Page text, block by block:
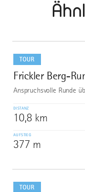
TOUR
1
Frickler Berg-
Anspruchsvolle Runde
DISTANZ
10,8 km
AUFSTIEG
377 m
dazu
TOUR
dazu